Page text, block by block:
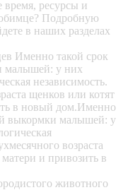
время, ресурсы и
Подробную
в наших разделах
Именно такой срок
малышей: у них
независимость.
щенков или котят
в новый дом.Именно
выкормки малышей: у
возраста
и привозить в
животного